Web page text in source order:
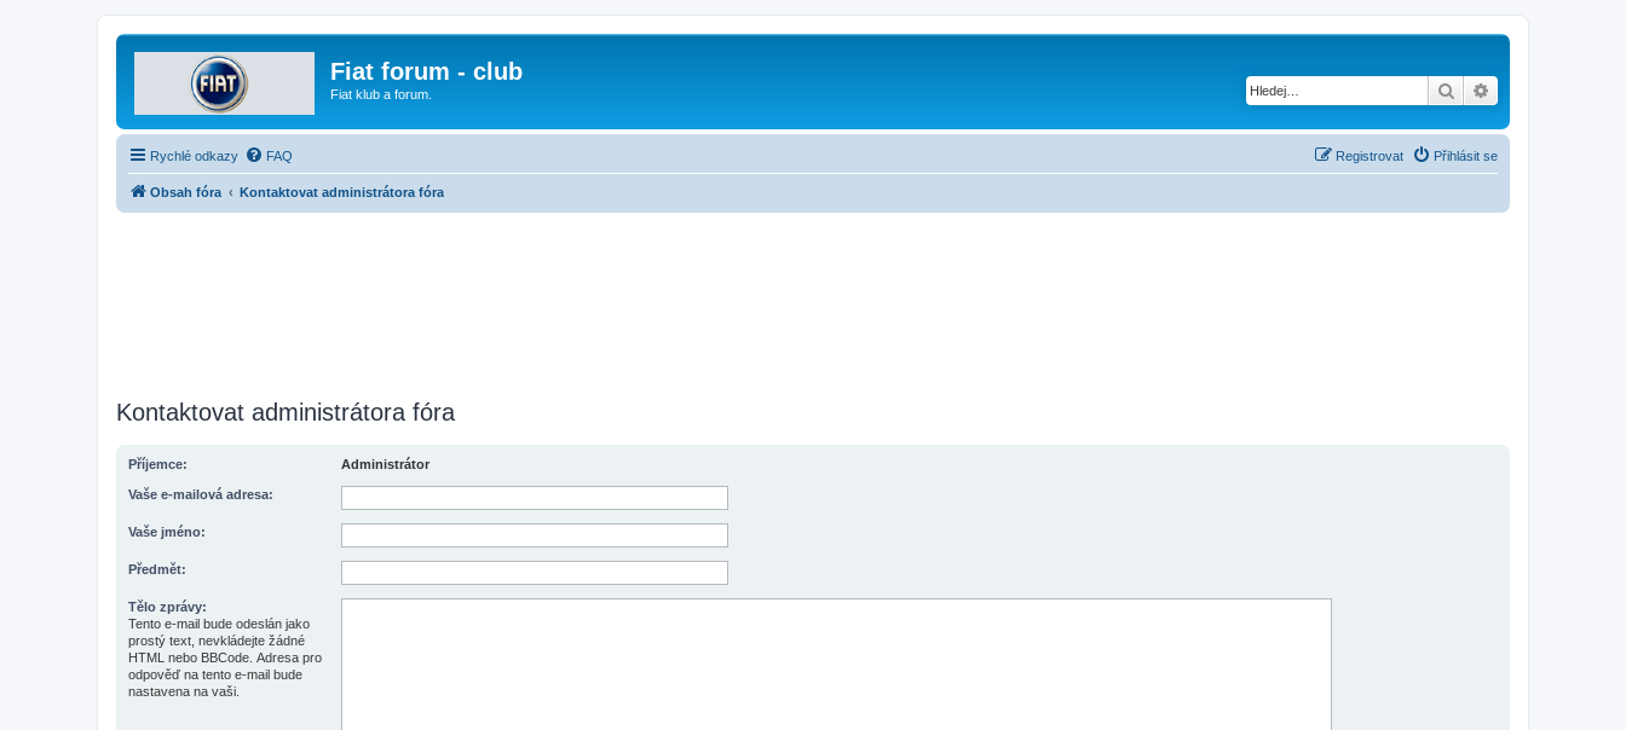
Fiat forum - club
Fiat klub a forum. Hledat
Rychlé odkazy FAQ Přihlásit se
Registrovat
Obsah fóra Kontaktovat administrátora fóra
Kontaktovat administrátora fóra
Příjemce: Administrátor
Vaše e-mailová adresa:
Vaše jméno:
Předmět:
Tělo zprávy:
Tento e-mail bude odeslán jako
prostý text, nevkládejte žádné
HTML nebo BBCode. Adresa pro
odpověď na tento e-mail bude
nastavena na vaši.